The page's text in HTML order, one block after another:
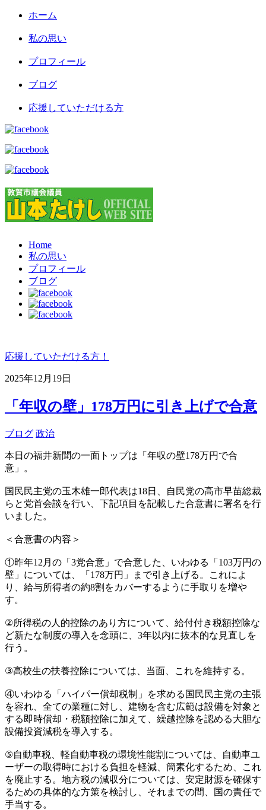
ホーム
私の思い
プロフィール
ブログ
応援していただける方
Home
私の思い
プロフィール
ブログ
応援していただける方！
2025年12月19日
「年収の壁」178万円に引き上げで合意
ブログ 政治
本日の福井新聞の一面トップは「年収の壁178万円で合
意」。
国民民主党の玉木雄一郎代表は18日、自民党の高市早苗総裁
らと党首会談を行い、下記項目を記載した合意書に署名を行
いました。
＜合意書の内容＞
①昨年12月の「3党合意」で合意した、いわゆる「103万円の
壁」については、「178万円」まで引き上げる。これによ
り、給与所得者の約8割をカバーするように手取りを増や
す。
②所得税の人的控除のあり方について、給付付き税額控除な
ど新たな制度の導入を念頭に、3年以内に抜本的な見直しを
行う。
③高校生の扶養控除については、当面、これを維持する。
④いわゆる「ハイパー償却税制」を求める国民民主党の主張
を容れ、全ての業種に対し、建物を含む広範は設備を対象と
する即時償却・税額控除に加えて、繰越控除を認める大胆な
設備投資減税を導入する。
⑤自動車税、軽自動車税の環境性能割については、自動車ユ
ーザーの取得時における負担を軽減、簡素化するため、これ
を廃止する。地方税の減収分については、安定財源を確保す
るための具体的な方策を検討し、それまでの間、国の責任で
手当する。